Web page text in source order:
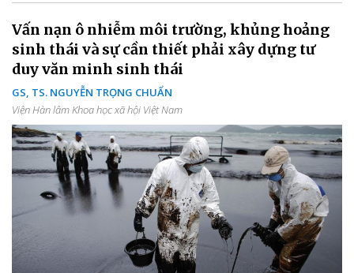
Vấn nạn ô nhiễm môi trường, khủng hoảng
sinh thái và sự cần thiết phải xây dựng tư
duy văn minh sinh thái
GS, TS. NGUYỄN TRỌNG CHUẨN
Viện Hàn lâm Khoa học xã hội Việt Nam